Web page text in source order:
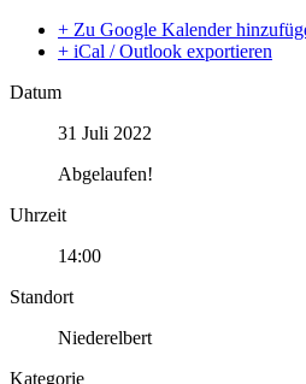
+ Zu Google Kalender
+ iCal / Outlook exportieren
Datum
31 Juli 2022
Abgelaufen!
Uhrzeit
14:00
Standort
Niederelbert
Kategorie